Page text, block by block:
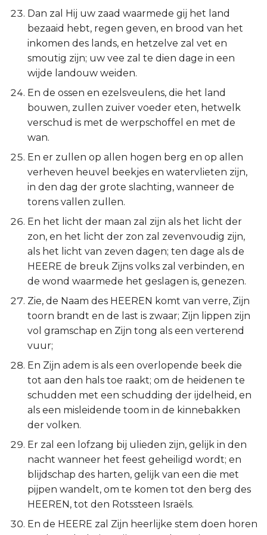
Dan zal Hij uw zaad waarmede gij het land
bezaaid hebt, regen geven, en brood van het
inkomen des lands, en hetzelve zal vet en
smoutig zijn; uw vee zal te dien dage in een
wijde landouw weiden.
En de ossen en ezelsveulens, die het land
bouwen, zullen zuiver voeder eten, hetwelk
verschud is met de werpschoffel en met de
wan.
En er zullen op allen hogen berg en op allen
verheven heuvel beekjes en watervlieten zijn,
in den dag der grote slachting, wanneer de
torens vallen zullen.
En het licht der maan zal zijn als het licht der
zon, en het licht der zon zal zevenvoudig zijn,
als het licht van zeven dagen; ten dage als de
HEERE de breuk Zijns volks zal verbinden, en
de wond waarmede het geslagen is, genezen.
Zie, de Naam des HEEREN komt van verre, Zijn
toorn brandt en de last is zwaar; Zijn lippen zijn
vol gramschap en Zijn tong als een verterend
vuur;
En Zijn adem is als een overlopende beek die
tot aan den hals toe raakt; om de heidenen te
schudden met een schudding der ijdelheid, en
als een misleidende toom in de kinnebakken
der volken.
Er zal een lofzang bij ulieden zijn, gelijk in den
nacht wanneer het feest geheiligd wordt; en
blijdschap des harten, gelijk van een die met
pijpen wandelt, om te komen tot den berg des
HEEREN, tot den Rotssteen Israëls.
En de HEERE zal Zijn heerlijke stem doen horen